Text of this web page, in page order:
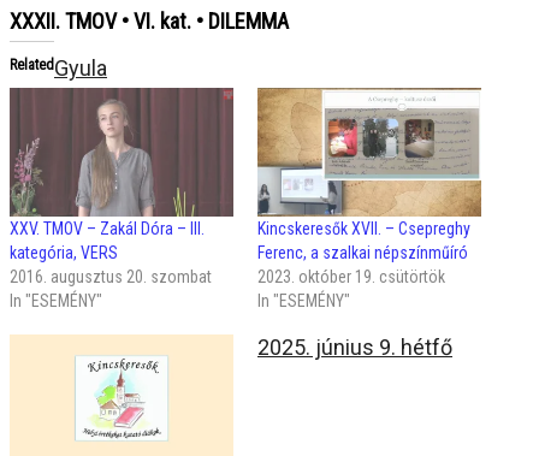
Related
XXV. TMOV – Zakál Dóra – III.
kategória, VERS
2016. augusztus 20. szombat
In "ESEMÉNY"
Kincskeresők XVII. – Csepreghy
Ferenc, a szalkai népszínműíró
2023. október 19. csütörtök
In "ESEMÉNY"
XXXII. TMOV • VI. kat. • DILEMMA
Gyula
2025. június 9. hétfő